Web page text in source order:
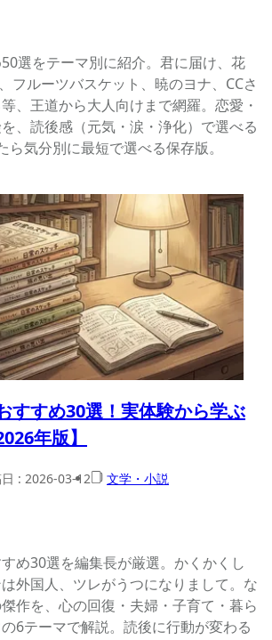
選をテーマ別に紹介。君に届け、花
フルーツバスケット、暁のヨナ、CCさ
、王道から大人向けまで網羅。恋愛・
、読後感（元気・涙・浄化）で選べる
ら気分別に最短で選べる保存版。
すすめ30選！実体験から学ぶ
年版】
: 2026-03-12 文学・小説
め30選を編集長が厳選。かくかくし
外国人、ツレがうつになりまして。な
作を、心の回復・夫婦・子育て・暮ら
6テーマで解説。読後に行動が変わる